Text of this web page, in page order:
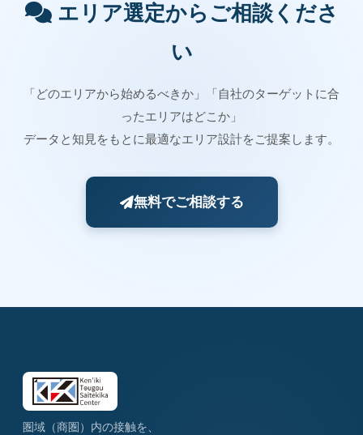
エリア選定からご相談くださ
い
「どのエリアから始めるべきか」「自社のターゲットに合
ったエリアはどこか」
データと知見をもとに最適なエリア設計をご提案します。
無料でご相談する
圏域（商圏）内の接触を、